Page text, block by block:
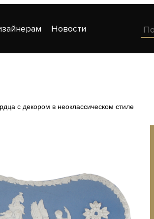
Новости
с декором в неоклассическом стиле